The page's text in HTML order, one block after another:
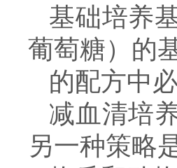
基础培养
葡萄糖）的
的配方中
减血清培
另一种策略